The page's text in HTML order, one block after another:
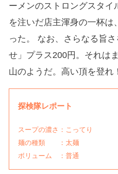
ーメンのストロングスタイ
を注いだ店主渾身の一杯は
った。 なお、さらなる旨
せ」プラス200円。それは
山のようだ。高い頂を登れ！
探検隊レポート
スープの濃さ：こってり
麺の種類 ：太麺
ボリューム ：普通